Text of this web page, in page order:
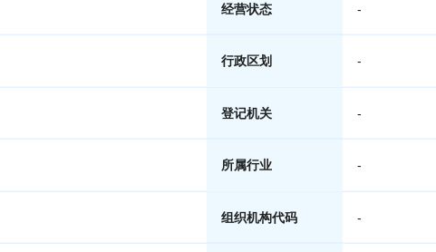
经营状态 -
行政区划 -
登记机关 -
所属行业 -
组织机构代码 -